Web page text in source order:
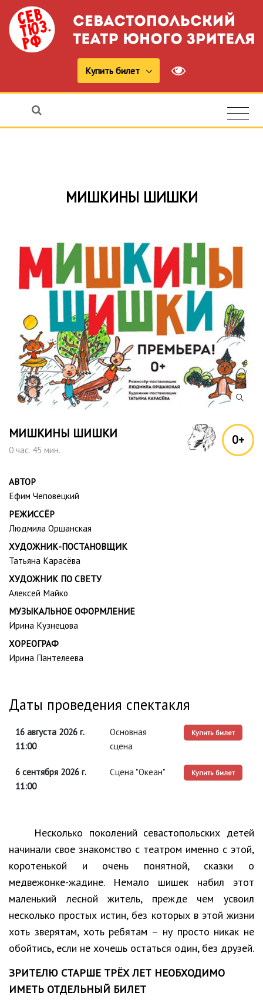
Купить билет
МИШКИНЫ ШИШКИ
МИШКИНЫ ШИШКИ
0 час. 45 мин.
0+
АВТОР
Ефим Чеповецкий
РЕЖИССЁР
Людмила Оршанская
ХУДОЖНИК-ПОСТАНОВЩИК
Татьяна Карасёва
ХУДОЖНИК ПО СВЕТУ
Алексей Майко
МУЗЫКАЛЬНОЕ ОФОРМЛЕНИЕ
Ирина Кузнецова
ХОРЕОГРАФ
Ирина Пантелеева
Даты проведения спектакля
16 августа 2026 г.
11:00
Основная
сцена
Купить билет
6 сентября 2026 г.
11:00
Сцена "Океан" Купить билет
Несколько поколений севастопольских детей
начинали свое знакомство с театром именно с этой,
коротенькой и очень понятной, сказки о
медвежонке-жадине. Немало шишек набил этот
маленький лесной житель, прежде чем усвоил
несколько простых истин, без которых в этой жизни
хоть зверятам, хоть ребятам – ну просто никак не
обойтись, если не хочешь остаться один, без друзей.
ЗРИТЕЛЮ СТАРШЕ ТРЁХ ЛЕТ НЕОБХОДИМО
ИМЕТЬ ОТДЕЛЬНЫЙ БИЛЕТ